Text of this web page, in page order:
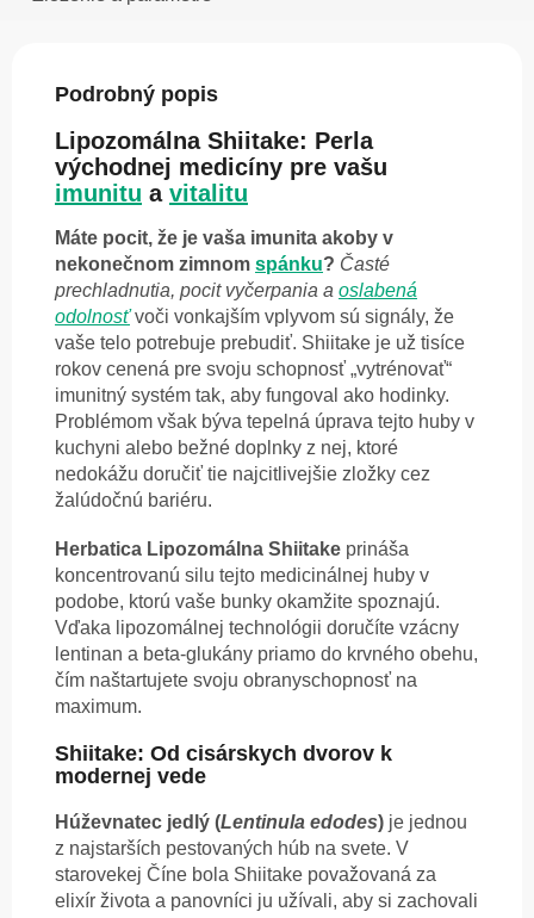
Podrobný popis
Lipozomálna Shiitake: Perla
východnej medicíny pre vašu
imunitu a vitalitu
Máte pocit, že je vaša imunita akoby v
nekonečnom zimnom spánku? Časté
prechladnutia, pocit vyčerpania a oslabená
odolnosťvoči vonkajším vplyvom sú signály, že
vaše telo potrebuje prebudiť. Shiitake je už tisíce
rokov cenená pre svoju schopnosť „vytrénovať“
imunitný systém tak, aby fungoval ako hodinky.
Problémom však býva tepelná úprava tejto huby v
kuchyni alebo bežné doplnky z nej, ktoré
nedokážu doručiť tie najcitlivejšie zložky cez
žalúdočnú bariéru.
Herbatica Lipozomálna Shiitake prináša
koncentrovanú silu tejto medicinálnej huby v
podobe, ktorú vaše bunky okamžite spoznajú.
Vďaka lipozomálnej technológii doručíte vzácny
lentinan a beta-glukány priamo do krvného obehu,
čím naštartujete svoju obranyschopnosť na
maximum.
Shiitake: Od cisárskych dvorov k
modernej vede
Húževnatec jedlý (Lentinula edodes) je jednou
z najstarších pestovaných húb na svete. V
starovekej Číne bola Shiitake považovaná za
elixír života a panovníci ju užívali, aby si zachovali